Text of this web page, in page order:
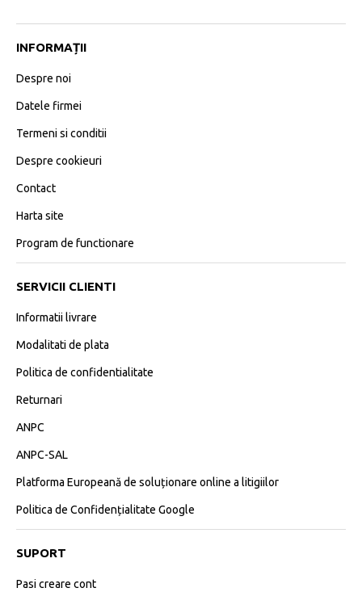
INFORMAȚII
Despre noi
Datele firmei
Termeni si conditii
Despre cookieuri
Contact
Harta site
Program de functionare
SERVICII CLIENTI
Informatii livrare
Modalitati de plata
Politica de confidentialitate
Returnari
ANPC
ANPC-SAL
Platforma Europeană de soluționare online a litigiilor
Politica de Confidențialitate Google
SUPORT
Pasi creare cont